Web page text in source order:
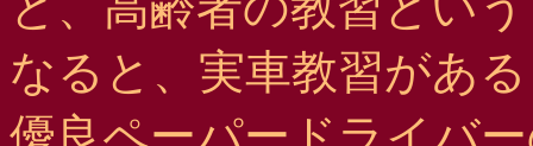
なると、実車教習があ